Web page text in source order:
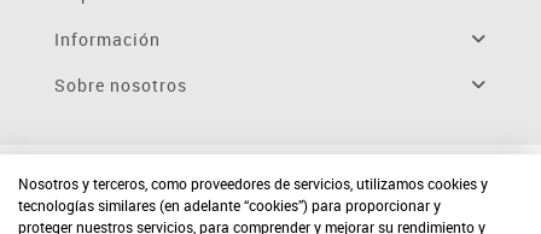
Información
Sobre nosotros
Nosotros y terceros, como proveedores de servicios, utilizamos cookies y
tecnologías similares (en adelante “cookies”) para proporcionar y
proteger nuestros servicios, para comprender y mejorar su rendimiento y